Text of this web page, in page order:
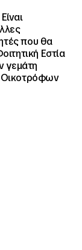
που θα
Εστία
γεμάτη
Οικοτρόφων